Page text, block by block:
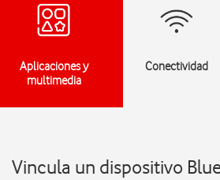
Aplicaciones y
multimedia
Conectividad
Vincula un dispositivo